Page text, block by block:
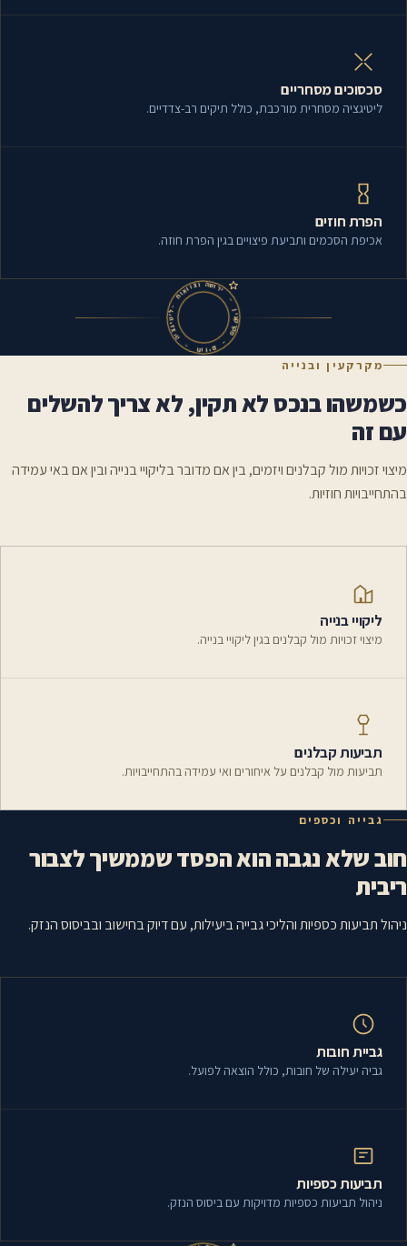
סכסוכים מסחריים
ליטיגציה מסחרית מורכבת, כולל תיקים רב-צדדיים.
הפרת חוזים
אכיפת הסכמים ותביעת פיצויים בגין הפרת חוזה.
ל
י
ט
י
ג
צ
י
ה
– ח וזים
–
מ
ק
ר
ק
ע
י
ן
–
ירושה וצוואו
ת
–
מקרקעין ובנייה
כשמשהו בנכס לא תקין, לא צריך להשלים
עם זה
מיצוי זכויות מול קבלנים ויזמים, בין אם מדובר בליקויי בנייה ובין אם באי עמידה
בהתחייבויות חוזיות.
ליקויי בנייה
מיצוי זכויות מול קבלנים בגין ליקויי בנייה.
תביעות קבלנים
תביעות מול קבלנים על איחורים ואי עמידה בהתחייבויות.
גבייה וכספים
חוב שלא נגבה הוא הפסד שממשיך לצבור
ריבית
ניהול תביעות כספיות והליכי גבייה ביעילות, עם דיוק בחישוב ובביסוס הנזק.
גביית חובות
גביה יעילה של חובות, כולל הוצאה לפועל.
תביעות כספיות
ניהול תביעות כספיות מדויקות עם ביסוס הנזק.